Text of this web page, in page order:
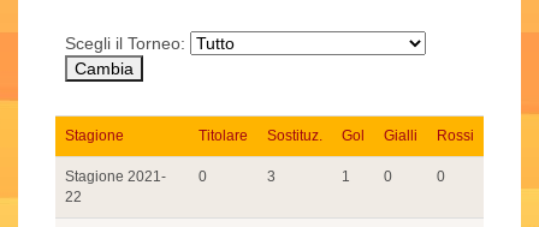
Scegli il Torneo:
Stagione Titolare Sostituz. Gol Gialli Rossi
Stagione 2021-
22
0 3 1 0 0